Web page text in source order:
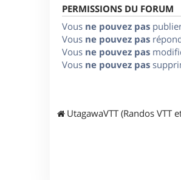
PERMISSIONS DU FORUM
Vous ne pouvez pas
Vous ne pouvez pas
Vous ne pouvez pas
Vous ne pouvez pas
UtagawaVTT (Randos VTT